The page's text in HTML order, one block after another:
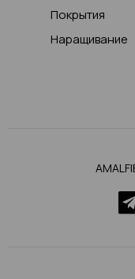
Покрытия
Наращивание